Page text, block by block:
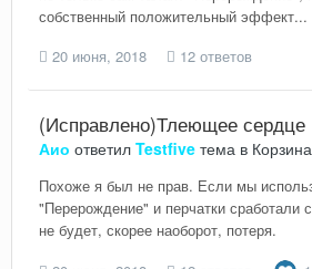
собственный положительный эффект...
20 июня, 2018
12 ответов
(Исправлено)Тлеющее сердце
Аио ответил Testfive тема в Корзина
Похоже я был не прав. Если мы
"Перерождение" и перчатки сработали
не будет, скорее наоборот, потеря.